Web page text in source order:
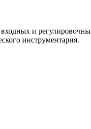
и
инструментария.